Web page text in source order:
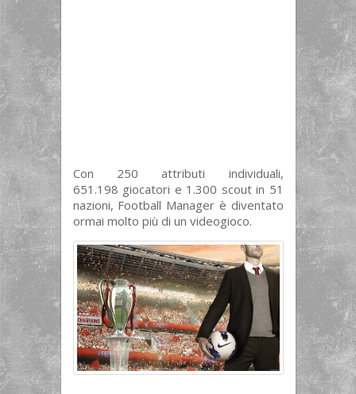
Con 250 attributi individuali,
651.198 giocatori e 1.300 scout in 51
nazioni, Football Manager è diventato
ormai molto più di un videogioco.